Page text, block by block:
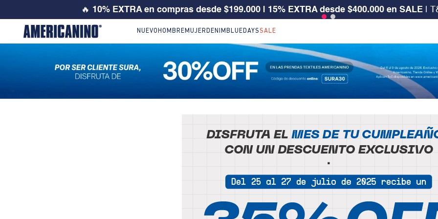
🔥 10% EXTRA en compras desde $199.000 | 15% EXTRA desde $400.000 en SALE |
NUEVO HOMBRE MUJER DENIM BLUEDAYSSALE